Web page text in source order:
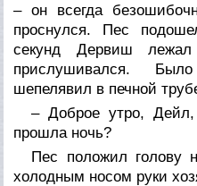
– он всегда
проснулся. Пес
секунд Дервиш
прислушивался.
шепелявил в печной
– Доброе утро,
прошла ночь?
Пес положил голову
холодным носом руки